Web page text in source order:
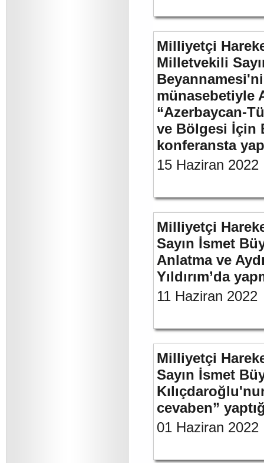
Milliyetçi
Milletvekili
münasebetiyle
“Azerbaycan-
ve Bölgesi İçin
konferansta
15 Haziran 2022
Milliyetçi
Sayın İsmet
Anlatma ve
Yıldırım’da
11 Haziran 2022
Milliyetçi
Sayın İsmet
cevaben”
01 Haziran 2022